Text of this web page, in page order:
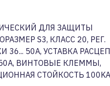
ДЛЯ ЗАЩИТЫ
S3, КЛАСС 20, РЕГ.
36... 50A, УСТАВКА
ВИНТОВЫЕ КЛЕММЫ,
СТОЙКОСТЬ 100KA